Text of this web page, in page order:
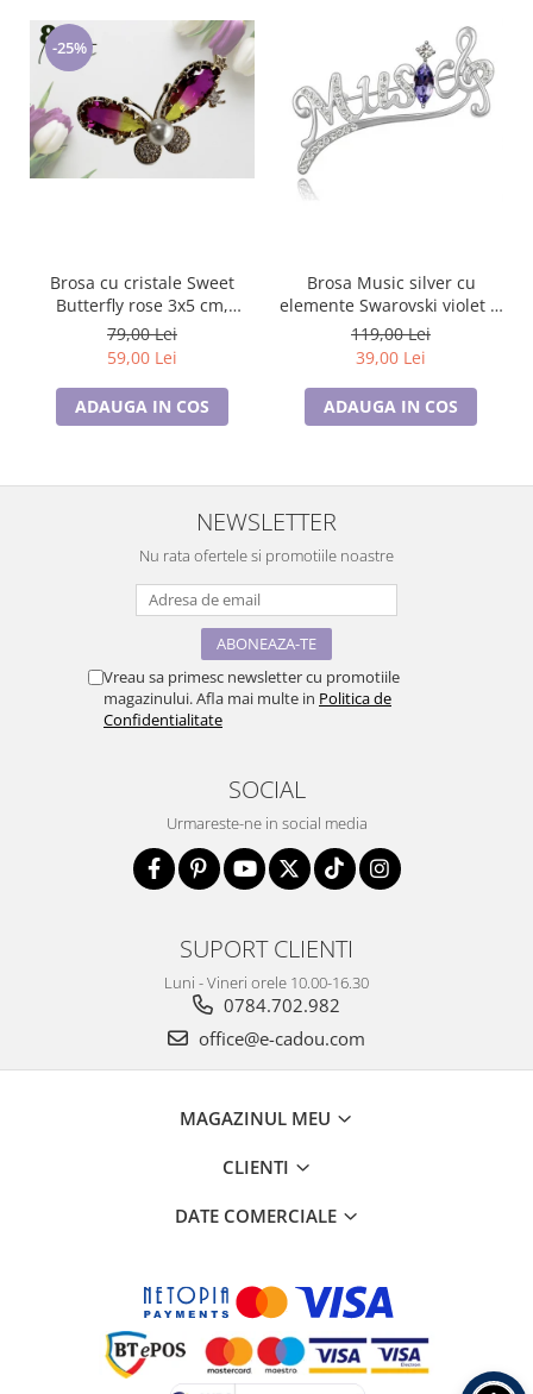
-25%
Brosa cu cristale Sweet
Butterfly rose 3x5 cm,
BR23.015, garantie 6 luni
79,00 Lei
59,00 Lei
ADAUGA IN COS
Brosa Music silver cu
elemente Swarovski violet si
placata cu aur 18K garantie
6 luni
119,00 Lei
39,00 Lei
ADAUGA IN COS
NEWSLETTER
Nu rata ofertele si promotiile noastre
Vreau sa primesc newsletter cu promotiile
magazinului. Afla mai multe in Politica de
Confidentialitate
SOCIAL
Urmareste-ne in social media
SUPORT CLIENTI
Luni - Vineri orele 10.00-16.30
0784.702.982
office@e-cadou.com
MAGAZINUL MEU
CLIENTI
DATE COMERCIALE